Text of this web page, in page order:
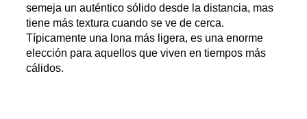
semeja un auténtico sólido desde la distancia, mas
tiene más textura cuando se ve de cerca.
Típicamente una lona más ligera, es una enorme
elección para aquellos que viven en tiempos más
cálidos.